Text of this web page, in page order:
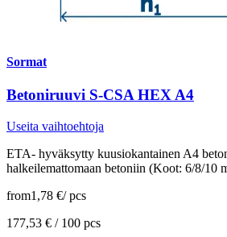
Sormat
Betoniruuvi S-CSA HEX A4
Useita vaihtoehtoja
ETA- hyväksytty kuusiokantainen A4
halkeilemattomaan betoniin (Koot: 6/8/10
from1,78 €/ pcs
177,53 € / 100 pcs